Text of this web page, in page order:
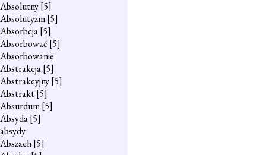
Absolutny[5]
Absolutyzm[5]
Absorbcja[5]
Absorbować [5]
Absorbowanie
Abstrakcja[5]
Abstrakcyjny[5]
Abstrakt[5]
Absurdum[5]
Absyda[5]
absydy
Abszach[5]